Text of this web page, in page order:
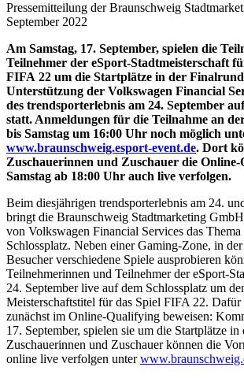
Pressemitteilung der Braunschweig
September 2022
Am Samstag, 17. September, spielen die
Teilnehmer der eSport-Stadtmeisterschaft
FIFA 22 um die Startplätze in der
Unterstützung der Volkswagen Financial
des trendsporterlebnis am 24. September
statt. Anmeldungen für die Teilnahme an
bis Samstag um 16:00 Uhr noch möglich
www.braunschweig.esport-event.de. Dort
Zuschauerinnen und Zuschauer die
Samstag ab 18:00 Uhr auch live verfolgen.
Beim diesjährigen trendsporterlebnis am 24.
bringt die Braunschweig Stadtmarketing
von Volkswagen Financial Services das Thema
Schlossplatz. Neben einer Gaming-Zone, in
Besucher verschiedene Spiele ausprobieren
Teilnehmerinnen und Teilnehmer der eSport-
24. September live auf dem Schlossplatz um
Meisterschaftstitel für das Spiel FIFA 22. Dafür
zunächst im Online-Qualifying beweisen:
17. September, spielen sie um die Startplätze
Zuschauerinnen und Zuschauer können die
online live verfolgen unter